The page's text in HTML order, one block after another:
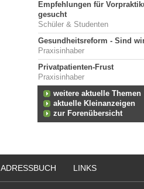
Empfehlungen für
gesucht
Schüler & Studenten
Gesundheitsreform - Sind
Praxisinhaber
Privatpatienten-Frust
Praxisinhaber
weitere aktuelle Themen
aktuelle Kleinanzeigen
zur Forenübersicht
ADRESSBUCH LINKS